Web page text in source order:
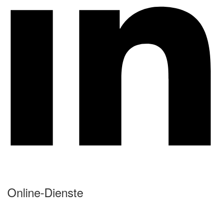
Online-Dienste